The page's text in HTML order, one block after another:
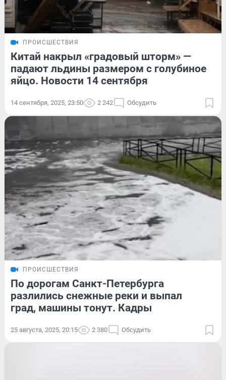
ПРОИСШЕСТВИЯ
Китай накрыл «градовый шторм» —
падают льдины размером с голубиное
яйцо. Новости 14 сентября
14 сентября, 2025, 23:50 2 242 Обсудить
ПРОИСШЕСТВИЯ
По дорогам Санкт-Петербурга
разлились снежные реки и выпал
град, машины тонут. Кадры
25 августа, 2025, 20:15 2 380 Обсудить